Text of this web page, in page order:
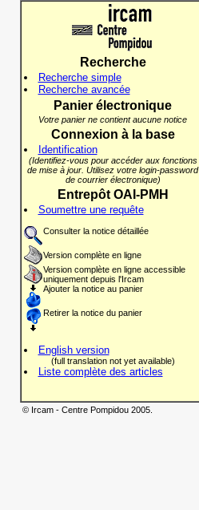
Recherche
Recherche simple
Recherche avancée
Panier électronique
Votre panier ne contient aucune notice
Connexion à la base
Identification
(Identifiez-vous pour accéder aux fonctions
de mise à jour. Utilisez votre login-password
de courrier électronique)
Entrepôt OAI-PMH
Soumettre une requête
Consulter la notice détaillée
Version complète en ligne
Version complète en ligne accessible
uniquement depuis l'Ircam
Ajouter la notice au panier
Retirer la notice du panier
English version
(full translation not yet available)
Liste complète des articles
© Ircam - Centre Pompidou 2005.